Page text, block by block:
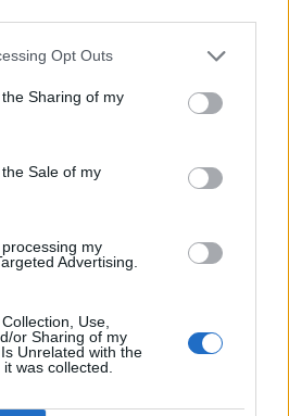
Opt Outs
Sharing of my
Sale of my
my
Advertising.
Use,
or Sharing of my
Unrelated with the
was collected.
las redes sociales!
deGoogle Ads
All Rights Reserved -